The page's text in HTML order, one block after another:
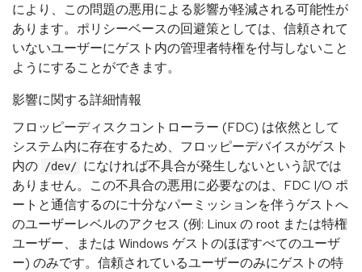
により、この問題の悪用による影響が軽減される可能性が
あります。ポリシーベースの回避策としては、信頼されて
いないユーザーにゲスト内の管理者特権を付与しないこと
ようにすることができます。
影響に関する詳細情報
フロッピーディスクコントローラー (FDC) は依然として
システム内に存在するため、フロッピーデバイスがゲスト
内の
/dev/ になければ不具合が発生しないという訳では
ありません。この不具合の悪用に必要なのは、FDC I/O ポ
ートと通信するのに十分なパーミッションを伴うゲストへ
のユーザーレベルのアクセス (例: Linux の root または特権
ユーザー、または Windows ゲストのほぼすべてのユーザ
ー) のみです。信頼されているユーザーのみにゲストの特